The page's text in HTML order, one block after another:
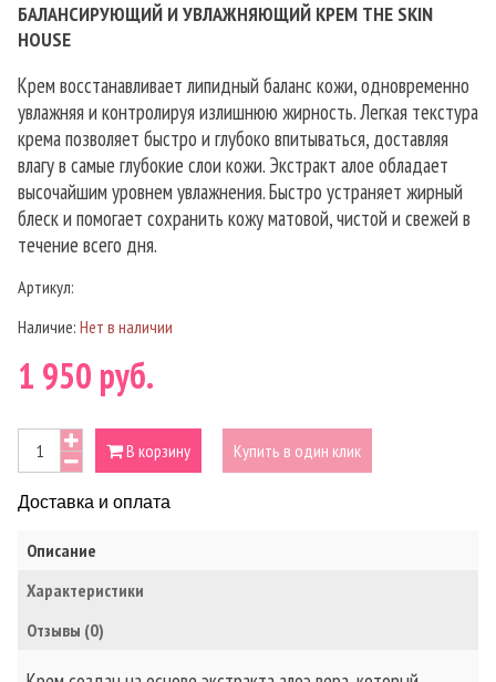
БАЛАНСИРУЮЩИЙ И УВЛАЖНЯЮЩИЙ КРЕМ THE SKIN
HOUSE
Крем восстанавливает липидный баланс кожи, одновременно
увлажняя и контролируя излишнюю жирность. Легкая текстура
крема позволяет быстро и глубоко впитываться, доставляя
влагу в самые глубокие слои кожи. Экстракт алое обладает
высочайшим уровнем увлажнения. Быстро устраняет жирный
блеск и помогает сохранить кожу матовой, чистой и свежей в
течение всего дня.
Артикул:
Наличие: Нет в наличии
1 950 руб.
В корзину Купить в один клик
Доставка и оплата
Описание
Характеристики
Отзывы (0)